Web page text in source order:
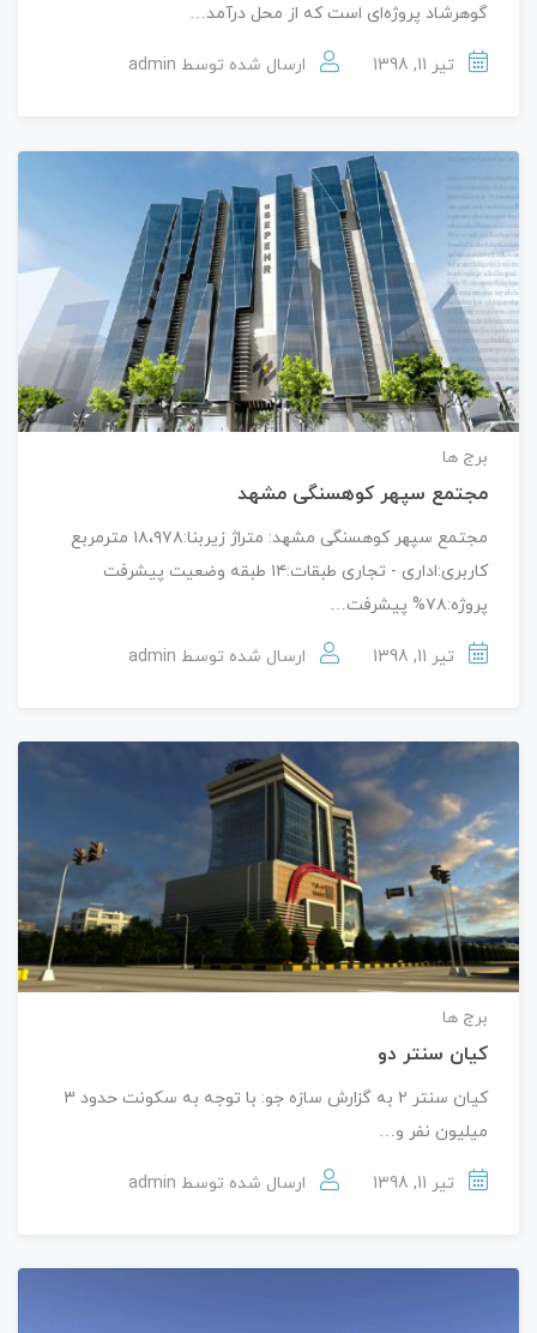
گوهرشاد پروژه‌ای است که از محل درآمد…
تیر 11, 1398 ارسال شده توسط admin
برج ها
مجتمع سپهر کوهسنگی مشهد
مجتمع سپهر کوهسنگی مشهد: متراژ زیربنا:۱۸،۹۷۸ مترمربع
کاربری:اداری - تجاری طبقات:۱۴ طبقه وضعیت پیشرفت
پروژه:۷۸% پیشرفت…
تیر 11, 1398 ارسال شده توسط admin
برج ها
کیان سنتر دو
کیان سنتر ۲ به گزارش سازه جو: با توجه به سکونت حدود ۳
میلیون نفر و…
تیر 11, 1398 ارسال شده توسط admin